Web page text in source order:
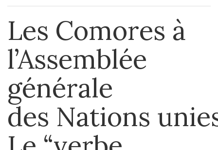
Les Comores à
l’Assemblée
générale
des Nations